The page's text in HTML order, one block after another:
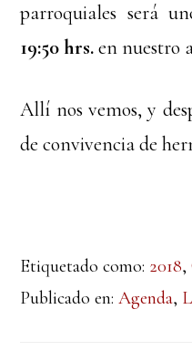
parroquiales será
19:50 hrs.en nuestro
Allí nos vemos, y
de convivencia de
Etiquetado como: 2018,
Publicado en:Agenda,